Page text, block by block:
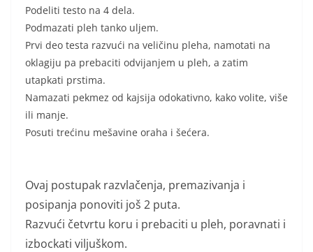
Podeliti testo na 4 dela.
Podmazati pleh tanko uljem.
Prvi deo testa razvući na veličinu pleha, namotati na
oklagiju pa prebaciti odvijanjem u pleh, a zatim
utapkati prstima.
Namazati pekmez od kajsija odokativno, kako volite, više
ili manje.
Posuti trećinu mešavine oraha i šećera.
Ovaj postupak razvlačenja, premazivanja i
posipanja ponoviti još 2 puta.
Razvući četvrtu koru i prebaciti u pleh, poravnati i
izbockati viljuškom.